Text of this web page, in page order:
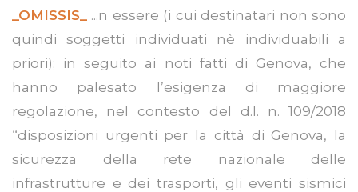
_OMISSIS_
...n essere (i cui destinatari non sono
quindi soggetti individuati nè individuabili a
priori); in seguito ai noti fatti di Genova, che
hanno palesato l’esigenza di maggiore
regolazione, nel contesto del d.l. n. 109/2018
“disposizioni urgenti per la città di Genova, la
sicurezza della rete nazionale delle
infrastrutture e dei trasporti, gli eventi sismici